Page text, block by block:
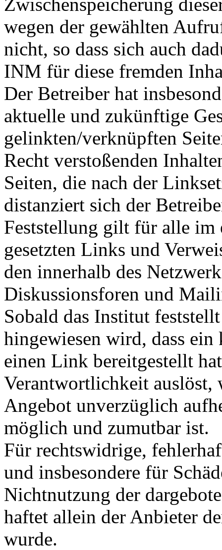
wegen der gewählten
nicht, so dass sich auch
INM für diese fremden
Der Betreiber hat
aktuelle und zukünftige
gelinkten/verknüpften
Recht verstoßenden
Seiten, die nach der
distanziert sich der
Feststellung gilt für alle im
gesetzten Links und
den innerhalb des
Diskussionsforen und
Sobald das Institut
hingewiesen wird, dass ein
einen Link bereitgestellt
Verantwortlichkeit auslöst,
Angebot unverzüglich
möglich und zumutbar ist.
Für rechtswidrige,
und insbesondere für
Nichtnutzung der
haftet allein der Anbieter
wurde.